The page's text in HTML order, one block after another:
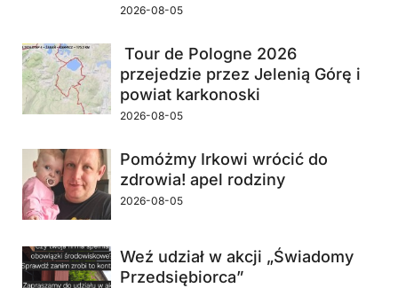
2026-08-05
Tour de Pologne 2026
przejedzie przez Jelenią Górę i
powiat karkonoski
2026-08-05
Pomóżmy Irkowi wrócić do
zdrowia! apel rodziny
2026-08-05
Weź udział w akcji „Świadomy
Przedsiębiorca”